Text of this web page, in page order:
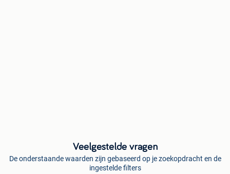
Veelgestelde vragen
De onderstaande waarden zijn gebaseerd op je zoekopdracht en de
ingestelde filters